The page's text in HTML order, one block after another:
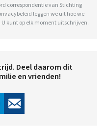
correspondentie van Stichting
leggen we uit hoe we
kunt op elk moment uitschrijven.
Deel daarom dit
en vrienden!